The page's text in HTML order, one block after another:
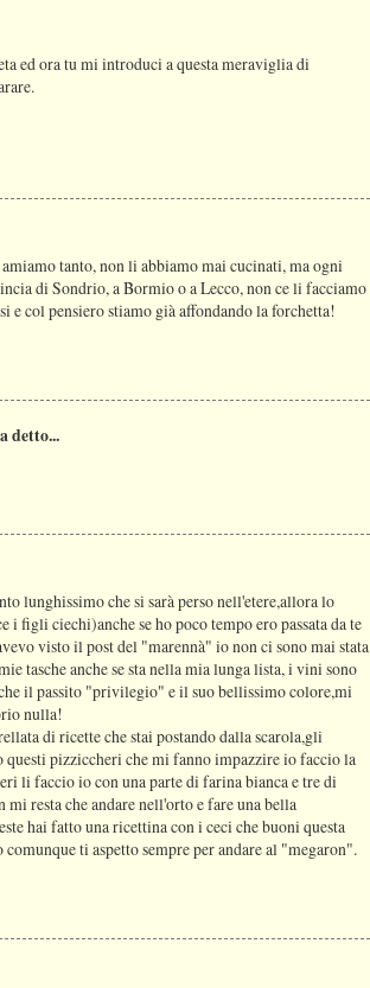
ed ora tu mi introduci a questa meraviglia di
tanto, non li abbiamo mai cucinati, ma ogni
di Sondrio, a Bormio o a Lecco, non ce li facciamo
e col pensiero stiamo già affondando la forchetta!
detto...
lunghissimo che si sarà perso nell'etere,allora lo
figli ciechi)anche se ho poco tempo ero passata da te
visto il post del "marennà" io non ci sono mai stata
tasche anche se sta nella mia lunga lista, i vini sono
il passito "privilegio" e il suo bellissimo colore,mi
nulla!
di ricette che stai postando dalla scarola,gli
pizziccheri che mi fanno impazzire io faccio la
li faccio io con una parte di farina bianca e tre di
mi resta che andare nell'orto e fare una bella
hai fatto una ricettina con i ceci che buoni questa
ti aspetto sempre per andare al "megaron".